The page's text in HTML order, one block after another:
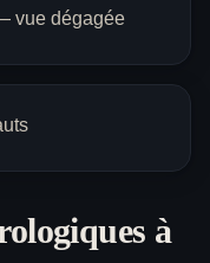
vue dégagée
à